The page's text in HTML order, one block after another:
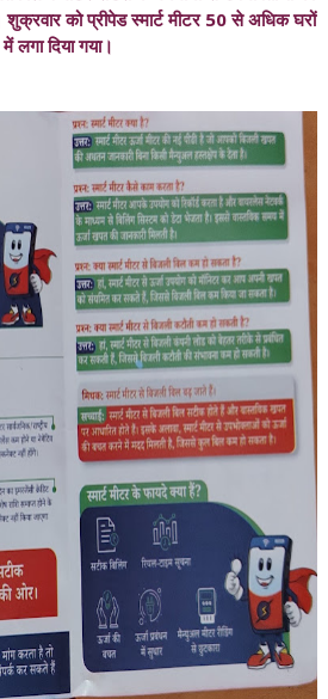
शुक्रवार को प्रीपेड स्मार्ट मीटर 50 से अधिक घरों
में लगा दिया गया।